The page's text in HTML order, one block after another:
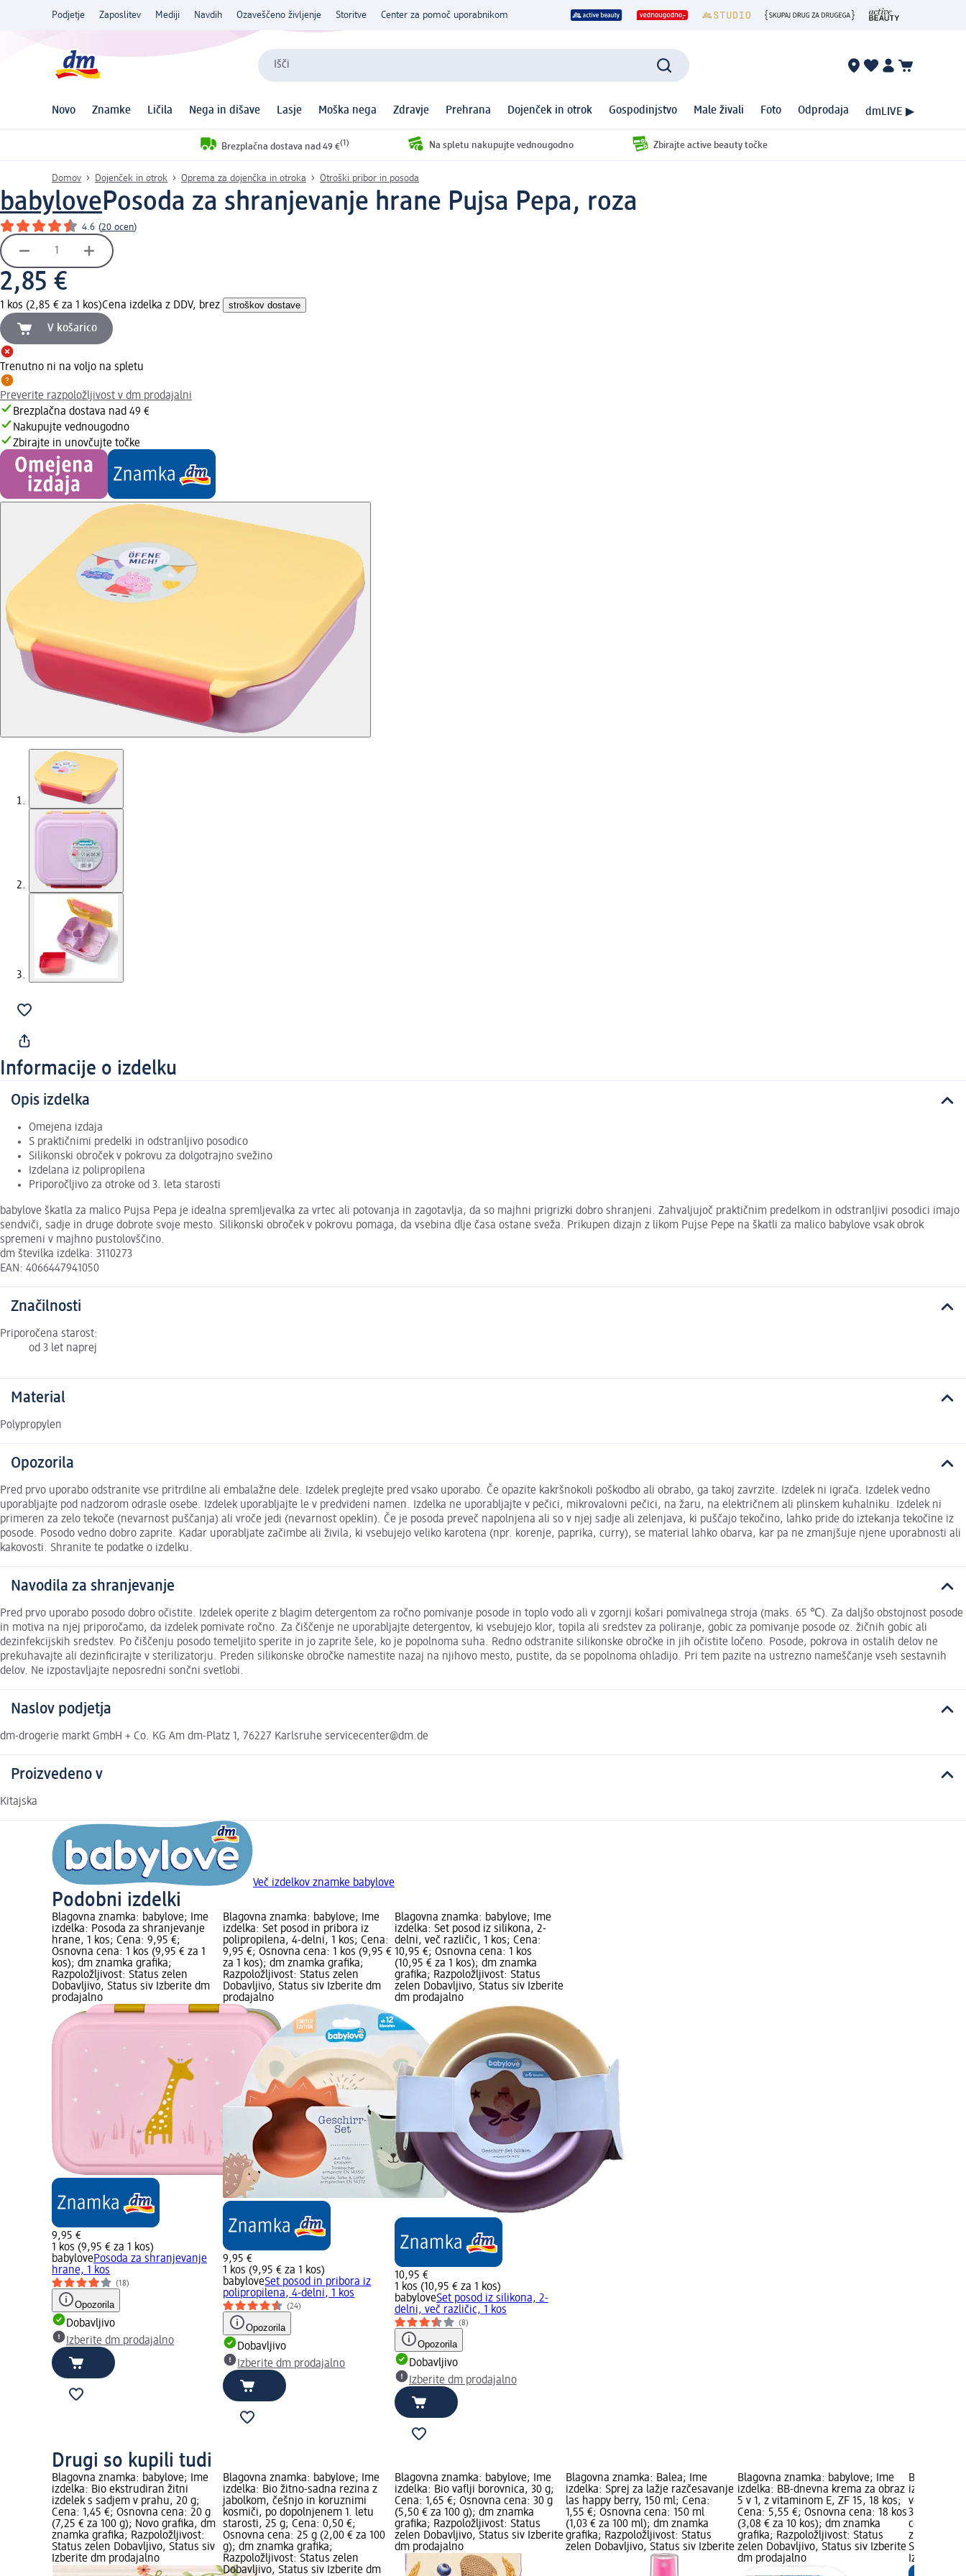
Podjetje Zaposlitev Mediji Navdih Ozaveščeno življenje Storitve Center za pomoč uporabnikom
Išči
Novo Znamke Ličila Nega in dišave Lasje Moška nega Zdravje Prehrana Dojenček in otrok Gospodinjstvo Male živali Foto Odprodaja dmLIVE ▶
Brezplačna dostava nad 49 €(1) Na spletu nakupujte vednougodno Zbirajte active beauty točke
Domov Dojenček in otrok Oprema za dojenčka in otroka Otroški pribor in posoda
babylovePosoda za shranjevanje hrane Pujsa Pepa, roza
4.6 (20 ocen)
2,85 €
1 kos (2,85 € za 1 kos)Cena izdelka z DDV, brez stroškov dostave
V košarico
Trenutno ni na voljo na spletu
Preverite razpoložljivost v dm prodajalni
Brezplačna dostava nad 49 €
Nakupujte vednougodno
Zbirajte in unovčujte točke
Informacije o izdelku
Opis izdelka
Omejena izdaja
S praktičnimi predelki in odstranljivo posodico
Silikonski obroček v pokrovu za dolgotrajno svežino
Izdelana iz polipropilena
Priporočljivo za otroke od 3. leta starosti
babylove škatla za malico Pujsa Pepa je idealna spremljevalka za vrtec ali potovanja in zagotavlja, da so majhni prigrizki dobro shranjeni. Zahvaljujoč praktičnim predelkom in odstranljivi posodici imajo
sendviči, sadje in druge dobrote svoje mesto. Silikonski obroček v pokrovu pomaga, da vsebina dlje časa ostane sveža. Prikupen dizajn z likom Pujse Pepe na škatli za malico babylove vsak obrok
spremeni v majhno pustolovščino.
dm številka izdelka: 3110273
EAN: 4066447941050
Značilnosti
Priporočena starost:
od 3 let naprej
Material
Polypropylen
Opozorila
Pred prvo uporabo odstranite vse pritrdilne ali embalažne dele. Izdelek preglejte pred vsako uporabo. Če opazite kakršnokoli poškodbo ali obrabo, ga takoj zavrzite. Izdelek ni igrača. Izdelek vedno
uporabljajte pod nadzorom odrasle osebe. Izdelek uporabljajte le v predvideni namen. Izdelka ne uporabljajte v pečici, mikrovalovni pečici, na žaru, na električnem ali plinskem kuhalniku. Izdelek ni
primeren za zelo tekoče (nevarnost puščanja) ali vroče jedi (nevarnost opeklin). Če je posoda preveč napolnjena ali so v njej sadje ali zelenjava, ki puščajo tekočino, lahko pride do iztekanja tekočine iz
posode. Posodo vedno dobro zaprite. Kadar uporabljate začimbe ali živila, ki vsebujejo veliko karotena (npr. korenje, paprika, curry), se material lahko obarva, kar pa ne zmanjšuje njene uporabnosti ali
kakovosti. Shranite te podatke o izdelku.
Navodila za shranjevanje
Pred prvo uporabo posodo dobro očistite. Izdelek operite z blagim detergentom za ročno pomivanje posode in toplo vodo ali v zgornji košari pomivalnega stroja (maks. 65 ℃). Za daljšo obstojnost posode
in motiva na njej priporočamo, da izdelek pomivate ročno. Za čiščenje ne uporabljajte detergentov, ki vsebujejo klor, topila ali sredstev za poliranje, gobic za pomivanje posode oz. žičnih gobic ali
dezinfekcijskih sredstev. Po čiščenju posodo temeljito sperite in jo zaprite šele, ko je popolnoma suha. Redno odstranite silikonske obročke in jih očistite ločeno. Posode, pokrova in ostalih delov ne
prekuhavajte ali dezinficirajte v sterilizatorju. Preden silikonske obročke namestite nazaj na njihovo mesto, pustite, da se popolnoma ohladijo. Pri tem pazite na ustrezno nameščanje vseh sestavnih
delov. Ne izpostavljajte neposredni sončni svetlobi.
Naslov podjetja
dm-drogerie markt GmbH + Co. KG Am dm-Platz 1, 76227 Karlsruhe servicecenter@dm.de
Proizvedeno v
Kitajska
Več izdelkov znamke babylove
Podobni izdelki
Blagovna znamka: babylove; Ime
izdelka: Posoda za shranjevanje
hrane, 1 kos; Cena: 9,95 €;
Osnovna cena: 1 kos (9,95 € za 1
kos); dm znamka grafika;
Razpoložljivost: Status zelen
Dobavljivo, Status siv Izberite dm
prodajalno
9,95 €
1 kos (9,95 € za 1 kos)
babylovePosoda za shranjevanje
hrane, 1 kos
(18)
Opozorila
Dobavljivo
Izberite dm prodajalno
Blagovna znamka: babylove; Ime
izdelka: Set posod in pribora iz
polipropilena, 4-delni, 1 kos; Cena:
9,95 €; Osnovna cena: 1 kos (9,95 €
za 1 kos); dm znamka grafika;
Razpoložljivost: Status zelen
Dobavljivo, Status siv Izberite dm
prodajalno
9,95 €
1 kos (9,95 € za 1 kos)
babyloveSet posod in pribora iz
polipropilena, 4-delni, 1 kos
(24)
Opozorila
Dobavljivo
Izberite dm prodajalno
Blagovna znamka: babylove; Ime
izdelka: Set posod iz silikona, 2-
delni, več različic, 1 kos; Cena:
10,95 €; Osnovna cena: 1 kos
(10,95 € za 1 kos); dm znamka
grafika; Razpoložljivost: Status
zelen Dobavljivo, Status siv Izberite
dm prodajalno
10,95 €
1 kos (10,95 € za 1 kos)
babyloveSet posod iz silikona, 2-
delni, več različic, 1 kos
(8)
Opozorila
Dobavljivo
Izberite dm prodajalno
Drugi so kupili tudi
Blagovna znamka: babylove; Ime
izdelka: Bio ekstrudiran žitni
izdelek s sadjem v prahu, 20 g;
Cena: 1,45 €; Osnovna cena: 20 g
(7,25 € za 100 g); Novo grafika, dm
znamka grafika; Razpoložljivost:
Status zelen Dobavljivo, Status siv
Izberite dm prodajalno
Blagovna znamka: babylove; Ime
izdelka: Bio žitno-sadna rezina z
jabolkom, češnjo in koruznimi
kosmiči, po dopolnjenem 1. letu
starosti, 25 g; Cena: 0,50 €;
Osnovna cena: 25 g (2,00 € za 100
g); dm znamka grafika;
Razpoložljivost: Status zelen
Dobavljivo, Status siv Izberite dm
Blagovna znamka: babylove; Ime
izdelka: Bio vaflji borovnica, 30 g;
Cena: 1,65 €; Osnovna cena: 30 g
(5,50 € za 100 g); dm znamka
grafika; Razpoložljivost: Status
zelen Dobavljivo, Status siv Izberite
dm prodajalno
Blagovna znamka: Balea; Ime
izdelka: Sprej za lažje razčesavanje
las happy berry, 150 ml; Cena:
1,55 €; Osnovna cena: 150 ml
(1,03 € za 100 ml); dm znamka
grafika; Razpoložljivost: Status
zelen Dobavljivo, Status siv Izberite
Blagovna znamka: babylove; Ime
izdelka: BB-dnevna krema za obraz
5 v 1, z vitaminom E, ZF 15, 18 kos;
Cena: 5,55 €; Osnovna cena: 18 kos
(3,08 € za 10 kos); dm znamka
grafika; Razpoložljivost: Status
zelen Dobavljivo, Status siv Izberite
dm prodajalno
Blagovna
izdelka:
velikost 6
36 kos;
cena: 36
znamka
Status
Izberite